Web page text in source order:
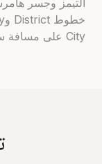
City على مسافة سير.